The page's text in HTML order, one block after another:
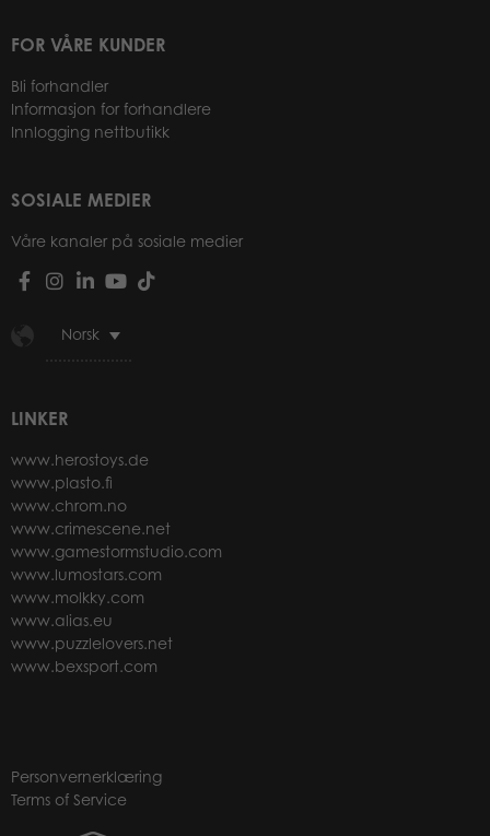
FOR VÅRE KUNDER
Bli forhandler
Informasjon for forhandlere
Innlogging nettbutikk
SOSIALE MEDIER
Våre kanaler på sosiale medier
Norsk
LINKER
www.herostoys.de
www.plasto.fi
www.chrom.no
www.crimescene.net
www.gamestormstudio.com
www.lumostars.com
www.molkky.com
www.alias.eu
www.puzzlelovers.net
www.bexsport.com
Personvernerklæring
Terms of Service